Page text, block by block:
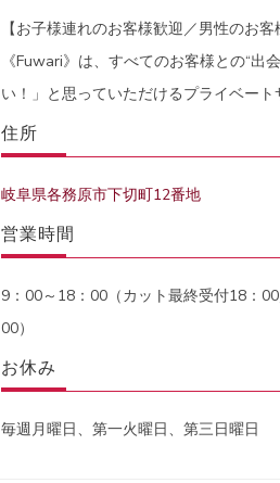
【お子様連れのお客様歓迎／男性のお
《Fuwari》は、すべてのお客様との“出
い！」と思っていただけるプライベート
住所
岐阜県各務原市下切町12番地
営業時間
9：00～18：00（カット最終受付18：
00）
お休み
毎週月曜日、第一火曜日、第三日曜日